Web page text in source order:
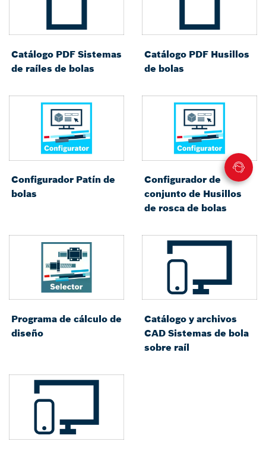
Catálogo PDF Sistemas
de raíles de bolas
Catálogo PDF Husillos
de bolas
Configurador Patín de
bolas
Configurador de
conjunto de Husillos
de rosca de bolas
Programa de cálculo de
diseño
Catálogo y archivos
CAD Sistemas de bola
sobre raíl